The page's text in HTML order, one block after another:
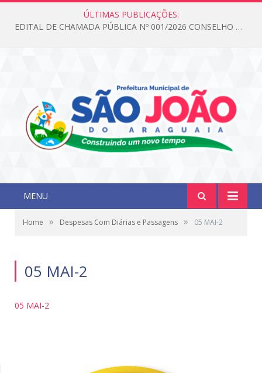
ÚLTIMAS PUBLICAÇÕES:
EDITAL DE CHAMADA PÚBLICA Nº 001/2026 CONSELHO DOS DIREITOS DA CRIANÇA E DO ADOLESCENTE
MENU
Home » Despesas Com Diárias e Passagens » 05 MAI-2
05 MAI-2
05 MAI-2